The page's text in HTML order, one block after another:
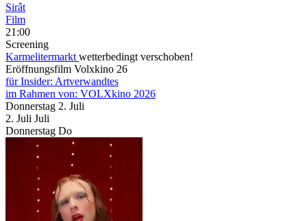
Sirât
Film
21:00
Screening
Karmelitermarkt wetterbedingt verschoben!
Eröffnungsfilm Volxkino 26
für Insider: Artverwandtes
im Rahmen von: VOLXkino 2026
Donnerstag 2. Juli
2. Juli Juli
Donnerstag Do